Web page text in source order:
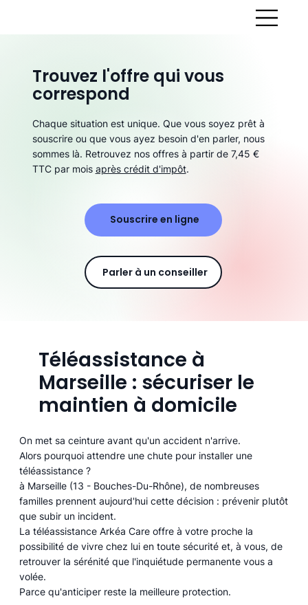
Téléassistance à
Marseille : sécuriser le
maintien à domicile
On met sa ceinture avant qu'un accident n'arrive.
Alors pourquoi attendre une chute pour installer une
téléassistance ?
à Marseille (13 - Bouches-Du-Rhône), de nombreuses
familles prennent aujourd'hui cette décision : prévenir plutôt
que subir un incident.
La téléassistance Arkéa Care offre à votre proche la
possibilité de vivre chez lui en toute sécurité et, à vous, de
retrouver la sérénité que l'inquiétude permanente vous a
volée.
Parce qu'anticiper reste la meilleure protection.
Trouvez l'offre qui vous
correspond
Chaque situation est unique. Que vous soyez prêt à
souscrire ou que vous ayez besoin d'en parler, nous
sommes là. Retrouvez nos offres à partir de 7,45 €
TTC par mois après crédit d'impôt.
Souscrire en ligne
Parler à un conseiller